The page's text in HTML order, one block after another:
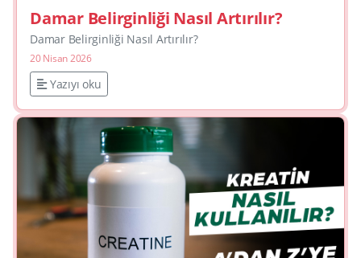
Damar Belirginliği Nasıl Artırılır?
Damar Belirginliği Nasıl Artırılır?
20 Nisan 2026
Yazıyı oku